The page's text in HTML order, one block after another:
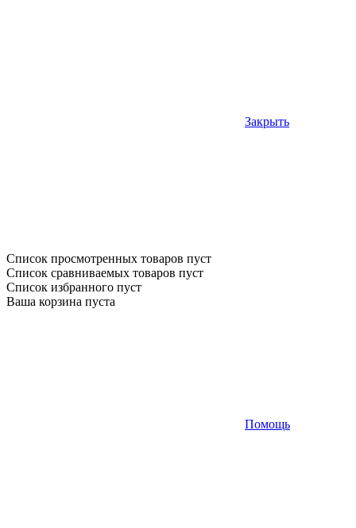
Закрыть
Список просмотренных товаров пуст
Список сравниваемых товаров пуст
Список избранного пуст
Ваша корзина пуста
Помощь